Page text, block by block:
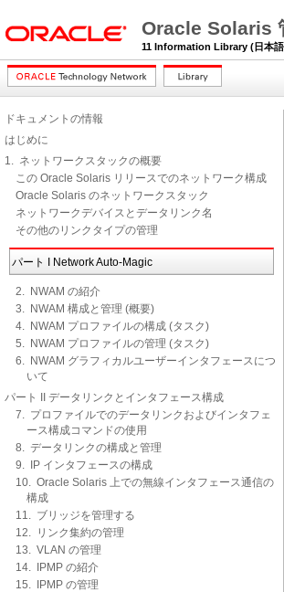
Oracle Solaris
11 Information Library (日本
ドキュメントの情報
はじめに
1. ネットワークスタックの概要
この Oracle Solaris リリースでのネットワーク構成
Oracle Solaris のネットワークスタック
ネットワークデバイスとデータリンク名
その他のリンクタイプの管理
パート I Network Auto-Magic
2. NWAM の紹介
3. NWAM 構成と管理 (概要)
4. NWAM プロファイルの構成 (タスク)
5. NWAM プロファイルの管理 (タスク)
6. NWAM グラフィカルユーザーインタフェースにつ
いて
パート II データリンクとインタフェース構成
7. プロファイルでのデータリンクおよびインタフェ
ース構成コマンドの使用
8. データリンクの構成と管理
9. IP インタフェースの構成
10. Oracle Solaris 上での無線インタフェース通信の
構成
11. ブリッジを管理する
12. リンク集約の管理
13. VLAN の管理
14. IPMP の紹介
15. IPMP の管理